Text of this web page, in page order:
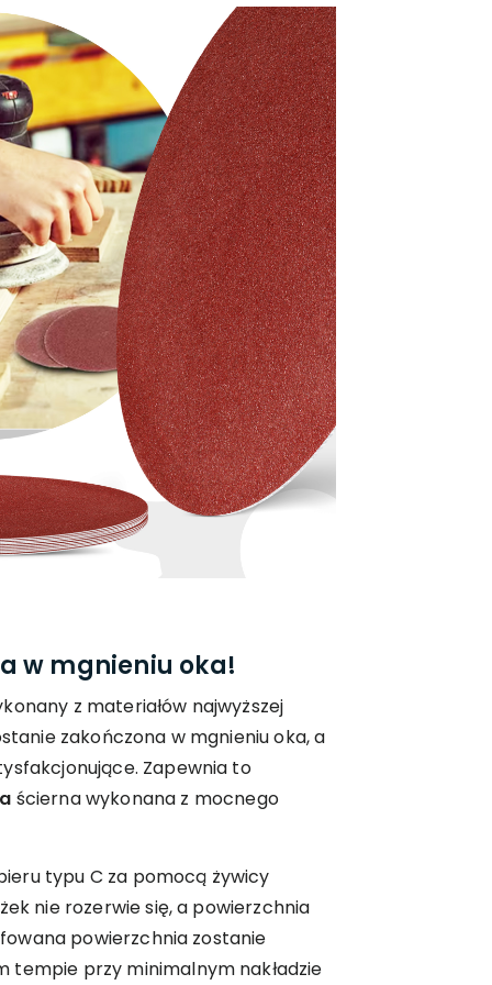
w mgnieniu oka!
z materiałów najwyższej
zakończona w mgnieniu oka, a
Zapewnia to
ścierna wykonana z mocnego
typu C za pomocą żywicy
nie rozerwie się, a powierzchnia
powierzchnia zostanie
tempie przy minimalnym nakładzie